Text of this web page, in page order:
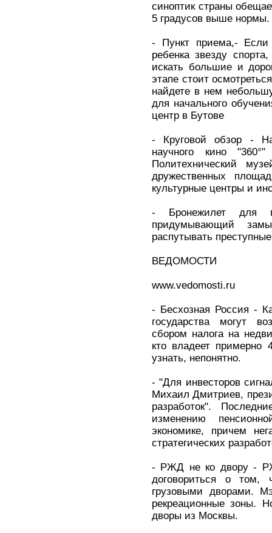
синоптик страны
5 градусов выше нормы.
- Пункт приема,- Если
ребенка звезду
искать большие и
этапе стоит
найдете в нем
для начального
центр в Бутове
- Круговой обзор -
научного кино
Политехнический
дружественных
культурные центры и
- Бронежилет для
придумывающий
распутывать
ВЕДОМОСТИ
www.vedomosti.ru
- Бесхозная Россия -
государства могут
сбором налога на
кто владеет примерно
узнать, непонятно.
- "Для инвесторов
Михаил Дмитриев,
разработок".
изменению
экономике, причем
стратегических
- РЖД не ко двору -
договориться о том,
грузовыми дворами.
рекреационные зоны.
дворы из Москвы.